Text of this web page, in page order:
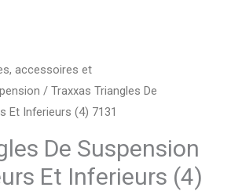
accessoires et
/ Traxxas Triangles De
Et Inferieurs (4) 7131
De Suspension
Et Inferieurs (4)